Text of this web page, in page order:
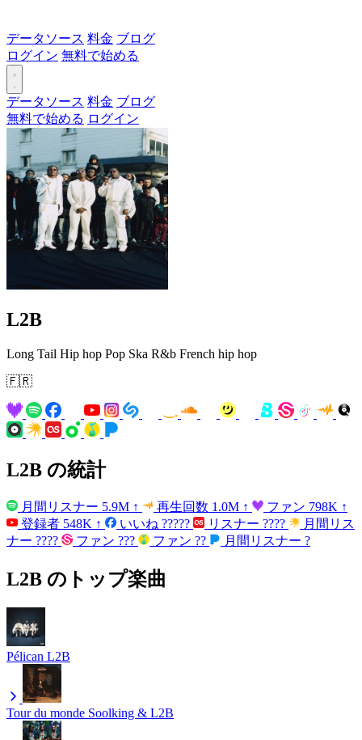
データソース 料金 ブログ
ログイン 無料で始める
データソース 料金 ブログ
無料で始める ログイン
L2B
Long Tail Hip hop Pop Ska R&b French hip hop
🇫🇷
L2B の統計
月間リスナー 5.9M ↑ 再生回数 1.0M ↑ ファン 798K ↑
登録者 548K ↑ いいね ????? リスナー ????
月間リス
ナー ???? ファン ??? ファン ?? 月間リスナー ?
L2B のトップ楽曲
Pélican L2B
Tour du monde Soolking & L2B